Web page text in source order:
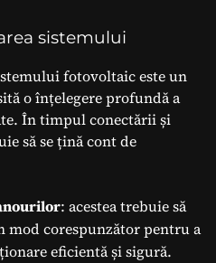
sistemului
fotovoltaic este un
o înțelegere profundă a
În timpul conectării și
să se țină cont de
: acestea trebuie să
mod corespunzător pentru a
eficientă și sigură.